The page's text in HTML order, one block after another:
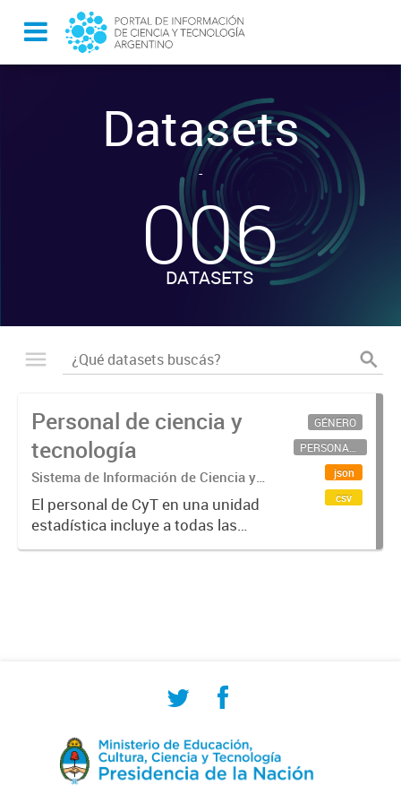
Datasets
-
006
DATASETS
Personal de ciencia y
tecnología
Sistema de Información de Ciencia y
Tecnología Argentino (SICYTAR)
El personal de CyT en una unidad
estadística incluye a todas las
personas involucradas
GÉNERO
PERSONAL CIENTÍFICO-TECNOLÓGICO
json
csv